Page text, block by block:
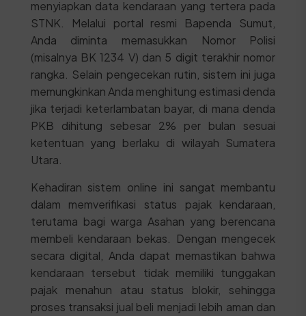
menyiapkan data kendaraan yang tertera pada
STNK. Melalui portal resmi Bapenda Sumut,
Anda diminta memasukkan Nomor Polisi
(misalnya BK 1234 V) dan 5 digit terakhir nomor
rangka. Selain pengecekan rutin, sistem ini juga
memungkinkan Anda menghitung estimasi denda
jika terjadi keterlambatan bayar, di mana denda
PKB dihitung sebesar 2% per bulan sesuai
ketentuan yang berlaku di wilayah Sumatera
Utara.
Kehadiran sistem online ini sangat membantu
dalam memverifikasi status pajak kendaraan,
terutama bagi warga Asahan yang berencana
membeli kendaraan bekas. Dengan mengecek
secara digital, Anda dapat memastikan bahwa
kendaraan tersebut tidak memiliki tunggakan
pajak menahun atau status blokir, sehingga
proses transaksi jual beli menjadi lebih aman dan